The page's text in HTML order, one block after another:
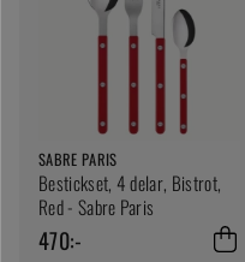
SABRE PARIS
Bestickset, 4 delar, Bistrot,
Red - Sabre Paris
470:-